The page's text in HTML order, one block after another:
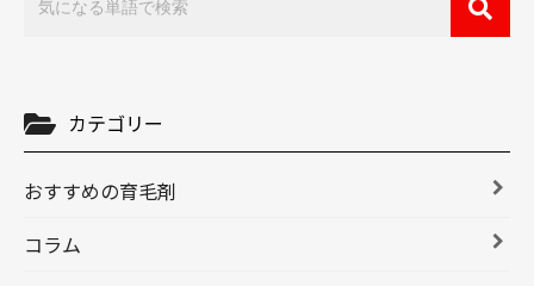
カテゴリー
おすすめの育毛剤
コラム